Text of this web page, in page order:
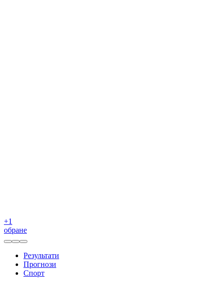
+1
обране
Результати
Прогнози
Спорт